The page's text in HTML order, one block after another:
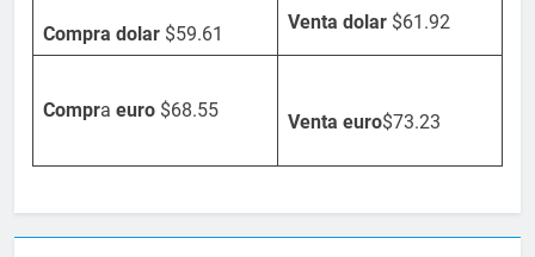
Compra dolar $59.61
Venta dolar $61.92
Compra euro $68.55
Venta euro$73.23